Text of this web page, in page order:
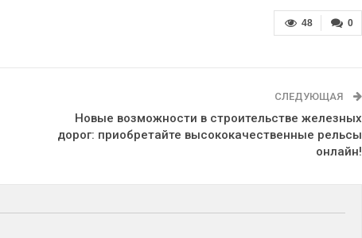
0
48
СЛЕДУЮЩАЯ
Новые возможности в строительстве железных
дорог: приобретайте высококачественные рельсы
онлайн!